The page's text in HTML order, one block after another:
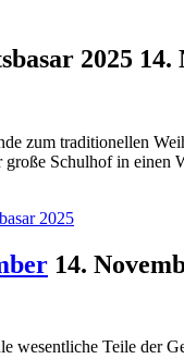
2025 14.
zum traditionellen
Schulhof in einen
2025
14.
wesentliche Teile der